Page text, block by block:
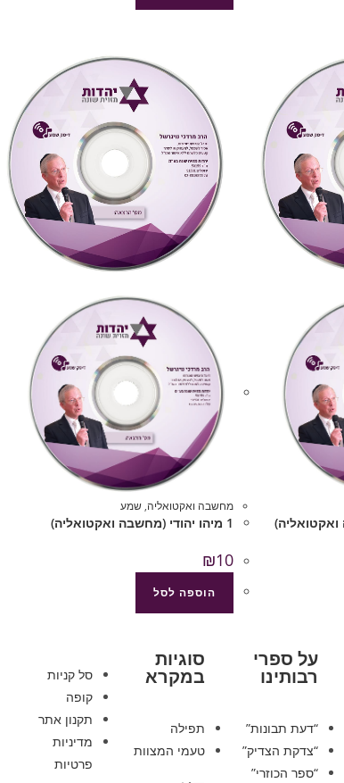
מחשבה ואקטואליה, שמע
1 מיהו יהודי (מחשבה ואקטואליה)
₪10
הוספה לסל
על ספרי
רבותינו
“דעת תבונות”
“צדקת הצדיק”
“ספר הכוזרי”
סוגיות
במקרא
תפילה
טעמי המצוות
סל קניות
קופה
תקנון אתר
מדיניות
פרטיות